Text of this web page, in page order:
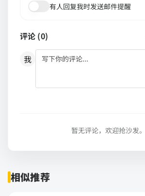
有人回复我时发送邮件提醒
评论 (0)
我
暂无评论，欢迎抢沙发。
相似推荐